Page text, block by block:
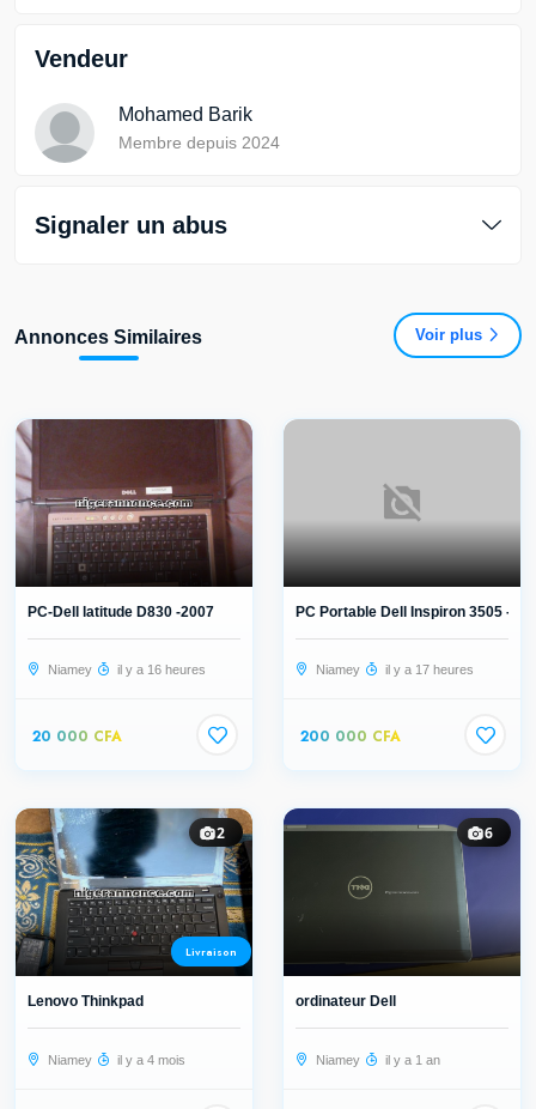
Vendeur
Mohamed Barik
Membre depuis 2024
Signaler un abus
Annonces Similaires Voir plus
PC-Dell latitude D830 -2007
Niamey il y a 16 heures
20 000 CFA
PC Portable Dell Inspiron 3505 -
Niamey il y a 17 heures
200 000 CFA
2
Livraison
Lenovo Thinkpad
Niamey il y a 4 mois
6
ordinateur Dell
Niamey il y a 1 an